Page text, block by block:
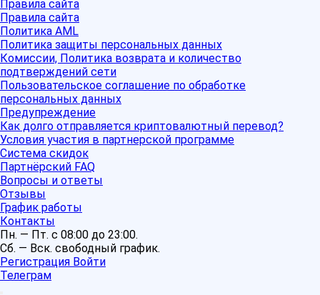
Правила сайта
Правила сайта
Политика AML
Политика защиты персональных данных
Комиссии, Политика возврата и количество
подтверждений сети
Пользовательское соглашение по обработке
персональных данных
Предупреждение
Как долго отправляется криптовалютный перевод?
Условия участия в партнерской программе
Система скидок
Партнёрский FAQ
Вопросы и ответы
Отзывы
График работы
Контакты
Пн. — Пт. с 08:00 до 23:00.
Сб. — Вск. свободный график.
Регистрация Войти
Телеграм